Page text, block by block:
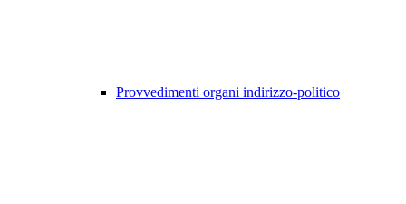
Provvedimenti organi indirizzo-politico